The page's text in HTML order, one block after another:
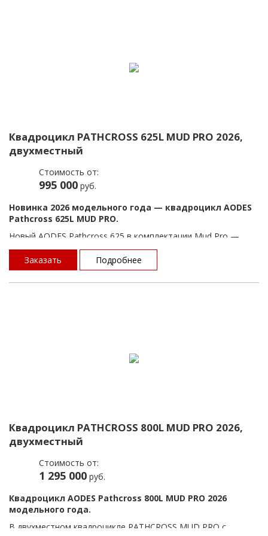
Квадроцикл PATHCROSS 625L MUD PRO 2026,
двухместный
Стоимость от:
995 000 руб.
Новинка 2026 модельного года — квадроцикл AODES
Pathcross 625L MUD PRO.
Новый AODES Pathcross 625 в комплектации Mud Pro —
повелитель бездорожья, заточенный под грязь, болота и
жёсткие маршруты в сегменте квадроциклов с двигателями
до 650 см³.
Это уже не прогулочный квадроцикл с одноцилиндровым
квадроциклистам, так и для эксплуатации в формате
Заказать Подробнее
Квадроцикл PATHCROSS 800L MUD PRO 2026,
двухместный
Стоимость от:
1 295 000 руб.
Квадроцикл AODES Pathcross 800L MUD PRO 2026
модельного года.
В двухместном квадроцикле PATHCROSS MUD PRO с